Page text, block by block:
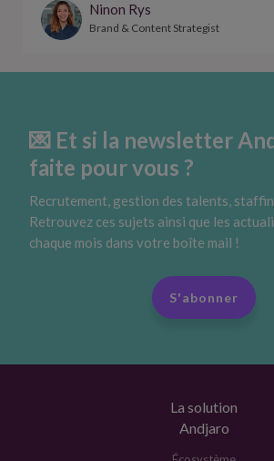
Ninon Rys
Brand & Content Strategist
💌 Et si la newsletter
faite pour vous ?
Recrutement, gestion des talents,
Retrouvez ces sujets ainsi que les
chaque mois dans votre boîte mail !
S'abonner
La solution
Andjaro